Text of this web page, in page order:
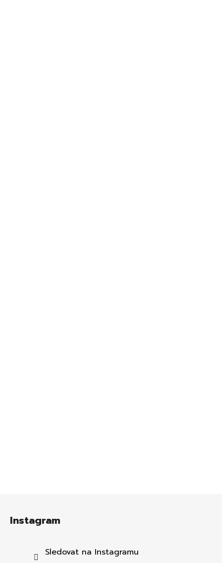
Instagram
Sledovat na Instagramu